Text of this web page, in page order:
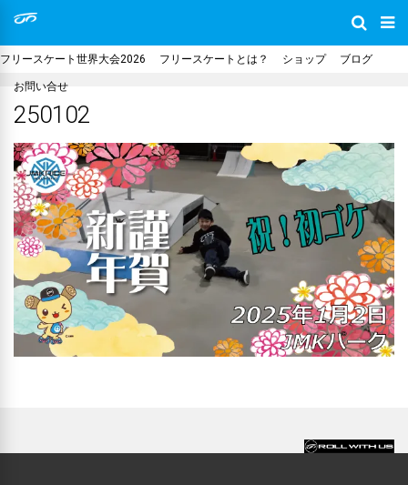
フリースケート世界大会2026 フリースケートとは？ ショップ ブログ
お問い合せ
250102